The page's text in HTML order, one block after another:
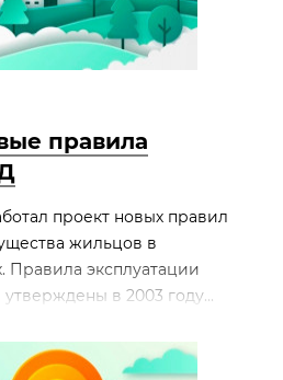
правила
проект новых правил
жильцов в
Правила эксплуатации
в 2003 году...